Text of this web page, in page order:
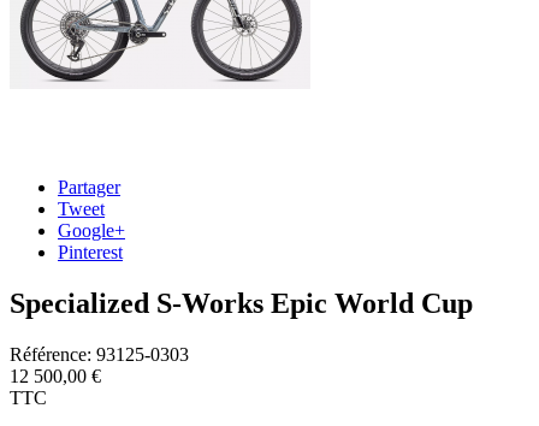
Partager
Tweet
Google+
Pinterest
Specialized S-Works Epic World Cup
Référence: 93125-0303
12 500,00 €
TTC